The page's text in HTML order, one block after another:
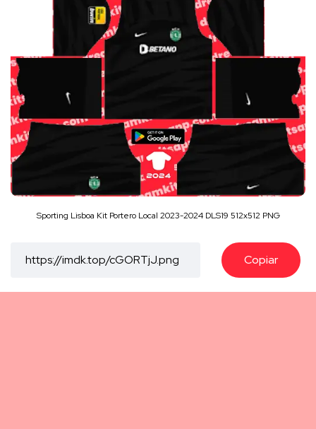
Sporting Lisboa Kit Portero Local 2023-2024 DLS19 512x512 PNG
Copiar